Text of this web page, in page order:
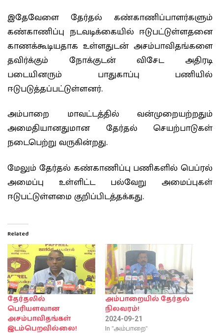
இதேவேளை தேர்தல் கண்காணிப்பாளர்களும்
கண்காணிப்பு நடவடிக்கையில் ஈடுபட்டுள்ளதனை
காணக்கூடியதாக உள்ளதுடன் அசம்பாவிதங்களை
தவிர்க்கும் நோக்குடன் விசேட அதிரடி
படையினரும் பாதுகாப்பு பணியில்
ஈடுபடுத்தப்பட்டுள்ளனர்.
அம்பாறை மாவட்டத்தில் வன்முறையற்றதும்
அமைதியானதுமான தேர்தல் செயற்பாடுகள்
நடைபெற்று வருகின்றது.
மேலும் தேர்தல் கண்காணிப்பு பணிகளில் பெப்ரல்
அமைப்பு உள்ளிட்ட பல்வேறு அமைப்புகள்
ஈடுபட்டுள்ளமை குறிப்பிடத்தக்கது.
Related
தேர்தலில்
பெரியளவான
அசம்பாவிதங்கள்
இடம்பெறவில்லை!
அம்பாறையில் தேர்தல்
நிலவரம்!
2024-09-21
In "அம்பாறை"